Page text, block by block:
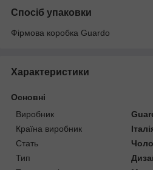
Спосіб упаковки
Фірмова коробка Guardo
Характеристики
Основні
Виробник
Країна виробник
Стать
Тип